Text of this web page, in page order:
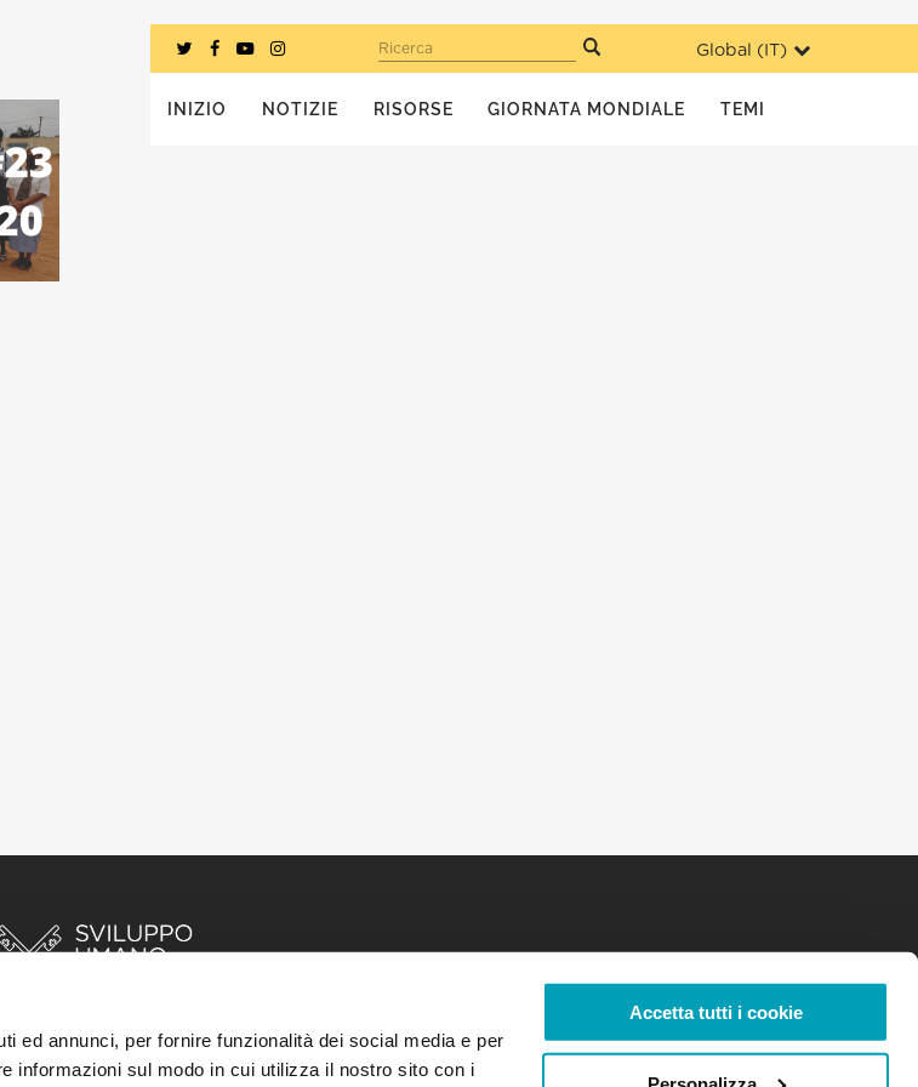
ed annunci, per fornire funzionalità dei social media e per
informazioni sul modo in cui utilizza il nostro sito con i
Accetta tutti i cookie
Global ( IT)
Ricerca
INIZIO NOTIZIE RISORSE GIORNATA MONDIALE TEMI
STORIE RISORSE